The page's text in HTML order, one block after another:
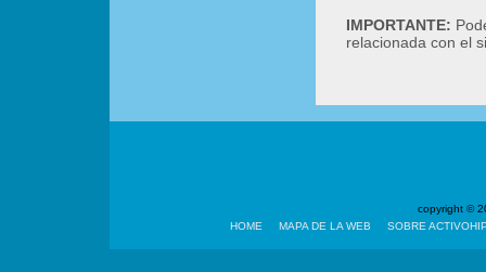
IMPORTANTE:
relacionada con el
copyright ©
HOME
MAPA DE LA WEB SOBRE